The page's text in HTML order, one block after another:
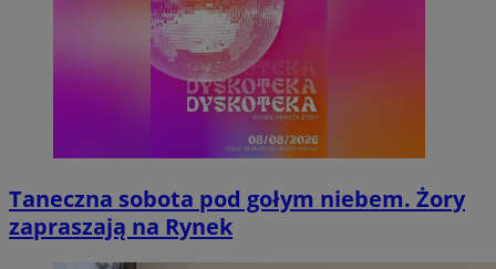
Taneczna sobota pod gołym niebem. Żory
zapraszają na Rynek